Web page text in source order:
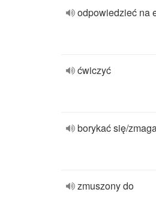
odpowiedzieć na
ćwiczyć
borykać się/
zmuszony do